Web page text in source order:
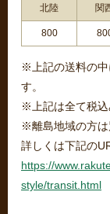
北陸 関
800
※上記の送料の中
す。
※上記は全て税込
※離島地域の方は
詳しくは下記の
https://
style/transit.html